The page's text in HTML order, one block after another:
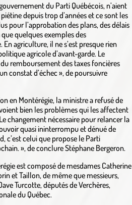
du Parti Québécois, n’aient
depuis trop d’années et ce sont les
pour l’approbation des plans, des délais
quelques exemples des
agriculture, il ne s’est presque rien
agricole d’avant-garde. Le
remboursement des taxes foncières
constat d’échec », de poursuivre
en Montérégie, la ministre a refusé de
bien les problèmes qui les affectent
changement nécessaire pour relancer la
quasi ininterrompu et dénué de
c’est celui que propose le Parti
», de conclure Stéphane Bergeron.
est composé de mesdames Catherine
et Taillon, de même que messieurs,
Turcotte, députés de Verchères,
du Québec.